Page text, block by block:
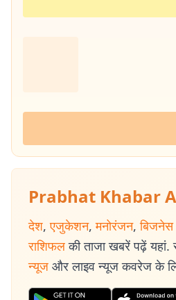
Prabhat Khabar
देश, एजुकेशन, मनोरंजन,
राशिफल की ताजा खबरें पढ़ें यहां.
न्यूज और लाइव न्यूज कवरेज के